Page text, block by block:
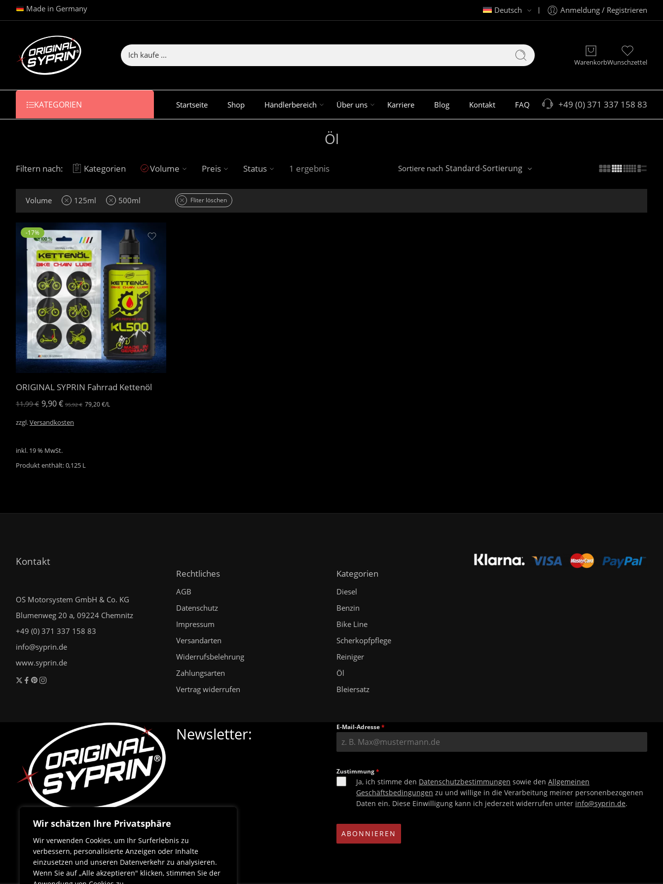
Wir schätzen Ihre Privatsphäre
Wir verwenden Cookies, um Ihr Surferlebnis zu
verbessern, personalisierte Anzeigen oder Inhalte
einzusetzen und unseren Datenverkehr zu analysieren.
Wenn Sie auf „Alle akzeptieren" klicken, stimmen Sie der
Made in Germany Deutsch Anmeldung / Registrieren
WarenkorbWunschzettel
KATEGORIEN Startseite Shop Händlerbereich Über uns Karriere Blog Kontakt FAQ +49 (0) 371 337 158 83
Öl
Filtern nach: Kategorien Volume Preis Status 1 ergebnis Sortiere nach Standard-Sortierung
Volume 125ml 500ml Fliter löschen
-17%
ORIGINAL SYPRIN Fahrrad Kettenöl
11,99€ 9,90€ 95,92€ 79,20 €/L
zzgl.Versandkosten
inkl. 19 % MwSt.
Produkt enthält: 0,125 L
Kontakt
OS Motorsystem GmbH & Co. KG
Blumenweg 20 a, 09224 Chemnitz
+49 (0) 371 337 158 83
info@syprin.de
www.syprin.de
Rechtliches
AGB
Datenschutz
Impressum
Versandarten
Widerrufsbelehrung
Zahlungsarten
Vertrag widerrufen
Kategorien
Diesel
Benzin
Bike Line
Scherkopfpflege
Reiniger
Öl
Bleiersatz
Newsletter: E-Mail-Adresse*
Zustimmung*
Ja, ich stimme den Datenschutzbestimmungen sowie den Allgemeinen
Geschäftsbedingungen zu und willige in die Verarbeitung meiner personenbezogenen
Daten ein. Diese Einwilligung kann ich jederzeit widerrufen unter info@syprin.de.
ABONNIEREN